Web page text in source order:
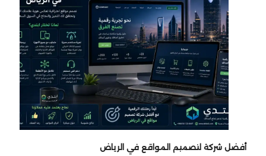
أفضل شركة لتصميم المواقع في الرياض